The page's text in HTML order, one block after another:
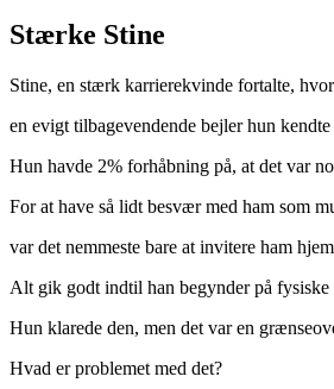
Stærke Stine
Stine, en stærk karrierekvinde fortalte,
en evigt tilbagevendende bejler hun
Hun havde 2% forhåbning på, at det var
For at have så lidt besvær med ham som
var det nemmeste bare at invitere ham
Alt gik godt indtil han begynder på
Hun klarede den, men det var en
Hvad er problemet med det?